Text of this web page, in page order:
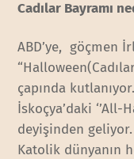
Cadılar Bayramı
ABD’ye, göçmen
çapında
İskoçya’daki ‘’All-
deyişinden
Katolik dünyanın